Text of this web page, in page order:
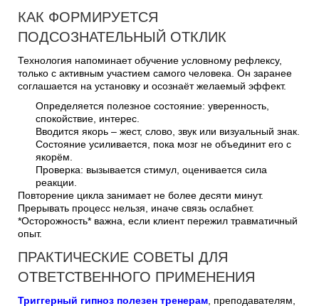
КАК ФОРМИРУЕТСЯ
ПОДСОЗНАТЕЛЬНЫЙ ОТКЛИК
Технология напоминает обучение условному рефлексу,
только с активным участием самого человека. Он заранее
соглашается на установку и осознаёт желаемый эффект.
Определяется полезное состояние: уверенность,
спокойствие, интерес.
Вводится якорь – жест, слово, звук или визуальный знак.
Состояние усиливается, пока мозг не объединит его с
якорём.
Проверка: вызывается стимул, оценивается сила
реакции.
Повторение цикла занимает не более десяти минут.
Прерывать процесс нельзя, иначе связь ослабнет.
*Осторожность* важна, если клиент пережил травматичный
опыт.
ПРАКТИЧЕСКИЕ СОВЕТЫ ДЛЯ
ОТВЕТСТВЕННОГО ПРИМЕНЕНИЯ
Триггерный гипноз полезен тренерам , преподавателям,